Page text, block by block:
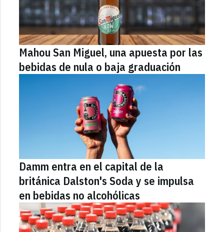
Mahou San Miguel, una apuesta por las
bebidas de nula o baja graduación
Damm entra en el capital de la
británica Dalston's Soda y se impulsa
en bebidas no alcohólicas